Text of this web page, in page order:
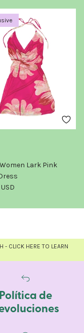
Lark Pink
- CLICK HERE TO LEARN
Política de